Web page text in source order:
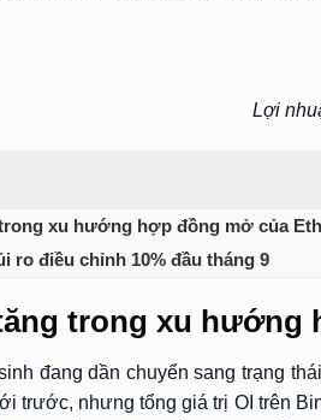
Lợi
xu hướng hợp đồng mở của
ro điều chỉnh 10% đầu tháng 9
trong xu hướng
đang dần chuyển sang trạng
trước, nhưng tổng giá trị OI trên